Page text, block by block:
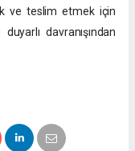
ve teslim etmek için
davranışından